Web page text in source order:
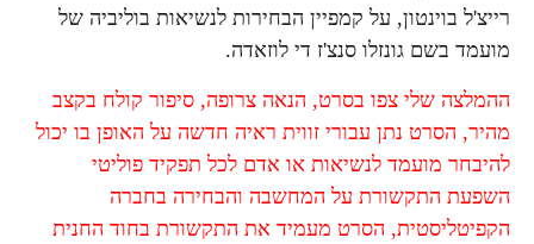
רייצ'ל בוינטון, על קמפיין הבחירות לנשיאות בוליביה של
מועמד בשם גונזלו סנצ'ז די לוזאדה.
ההמלצה שלי צפו בסרט, הנאה צרופה, סיפור קולח בקצב
מהיר, הסרט נתן עבורי זווית ראיה חדשה על האופן בו יכול
להיבחר מועמד לנשיאות או אדם לכל תפקיד פוליטי
השפעת התקשורת על המחשבה והבחירה בחברה
הקפיטליסטית, הסרט מעמיד את התקשורת בחוד החנית